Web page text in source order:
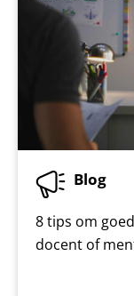
Blog
8 tips om
docent of